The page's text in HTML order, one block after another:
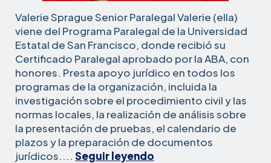
Valerie Sprague Senior Paralegal Valerie (ella)
viene del Programa Paralegal de la Universidad
Estatal de San Francisco, donde recibió su
Certificado Paralegal aprobado por la ABA, con
honores. Presta apoyo jurídico en todos los
programas de la organización, incluida la
investigación sobre el procedimiento civil y las
normas locales, la realización de análisis sobre
la presentación de pruebas, el calendario de
plazos y la preparación de documentos
jurídicos.... Seguir leyendo